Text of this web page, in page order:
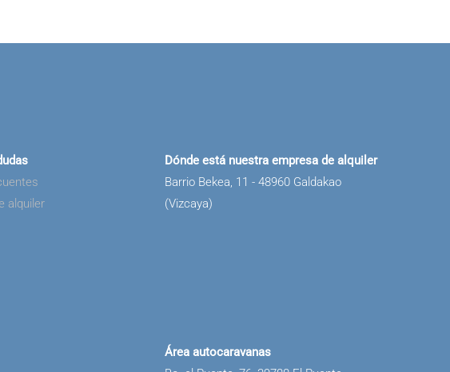
alquiler
Dónde está nuestra empresa de alquiler
Barrio Bekea, 11 - 48960 Galdakao
(Vizcaya)
Área autocaravanas